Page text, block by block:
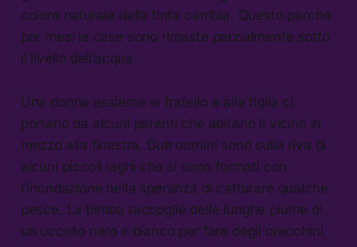
colore naturale della tinta cambia. Questo perché
per mesi le case sono rimaste parzialmente sotto
il livello dell’acqua.
Una donna assieme al fratello e alla figlia ci
portano da alcuni parenti che abitano lì vicino in
mezzo alla finestra. Due uomini sono sulla riva di
alcuni piccoli laghi che si sono formati con
l’inondazione nella speranza di catturare qualche
pesce. La bimba raccoglie delle lunghe piume di
un uccello nero e bianco per fare degli orecchini,